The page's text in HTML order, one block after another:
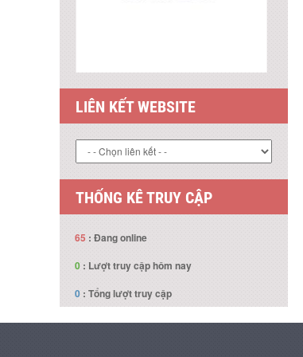
LIÊN KẾT WEBSITE
THỐNG KÊ TRUY CẬP
65 : Đang online
0 : Lượt truy cập hôm nay
0 : Tổng lượt truy cập